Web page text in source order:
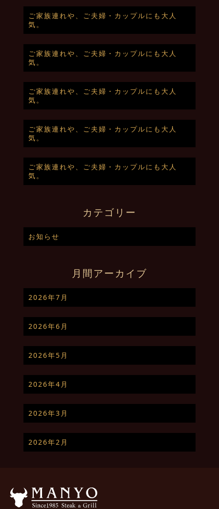
ご家族連れや、ご夫婦・カップルにも大人
気。
ご家族連れや、ご夫婦・カップルにも大人
気。
ご家族連れや、ご夫婦・カップルにも大人
気。
ご家族連れや、ご夫婦・カップルにも大人
気。
ご家族連れや、ご夫婦・カップルにも大人
気。
カテゴリー
お知らせ
月間アーカイブ
2026年7月
2026年6月
2026年5月
2026年4月
2026年3月
2026年2月